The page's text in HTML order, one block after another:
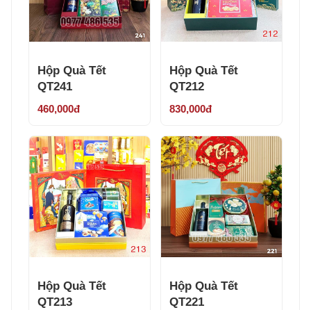
Hộp Quà Tết
QT241
460,000đ
Hộp Quà Tết
QT212
830,000đ
Hộp Quà Tết
QT213
Hộp Quà Tết
QT221